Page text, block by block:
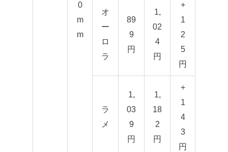
0
m
m
オ
ー
ロ
ラ
89
9
円
1,
02
4
円
+
1
2
5
円
ラ
メ
1,
03
9
円
1,
18
2
円
+
1
4
3
円